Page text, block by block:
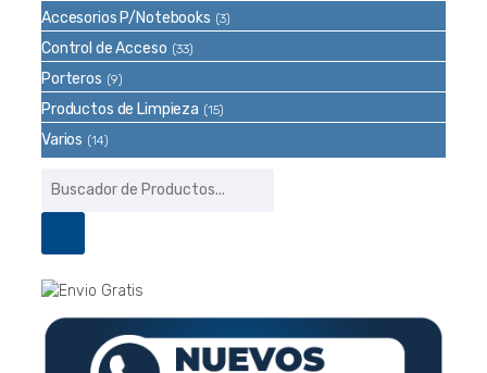
Accesorios P/Notebooks (3)
Control de Acceso (33)
Porteros (9)
Productos de Limpieza (15)
Varios (14)
Búsqueda